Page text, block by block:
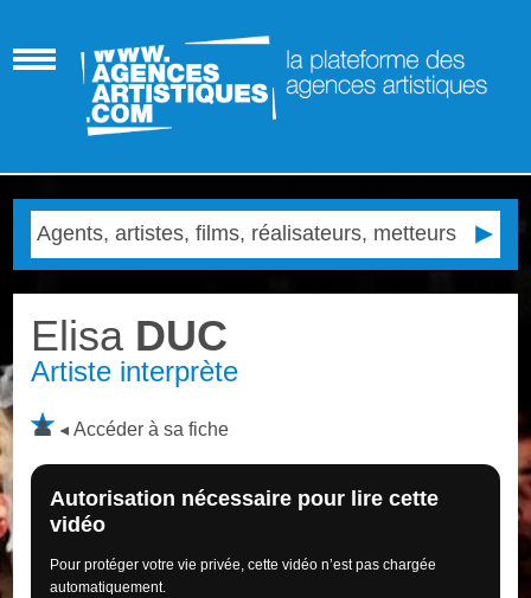
Elisa DUC
Artiste interprète
Accéder à sa fiche
Autorisation nécessaire pour lire cette
vidéo
Pour protéger votre vie privée, cette vidéo n’est pas chargée
automatiquement.